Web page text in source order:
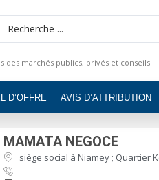
des marchés publics, privés et conseils
D’OFFRE AVIS D’ATTRIBUTION
MAMATA NEGOCE
siège social à Niamey ; Quartier